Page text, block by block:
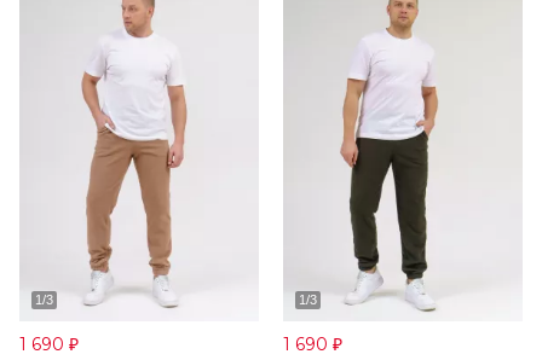
1 690 ₽ 1 690 ₽